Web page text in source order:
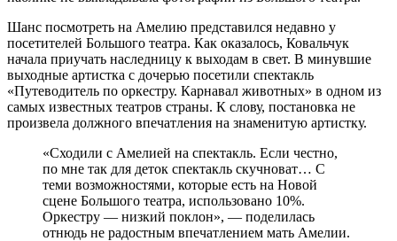
Шанс посмотреть на Амелию представился недавно у
посетителей Большого театра. Как оказалось, Ковальчук
начала приучать наследницу к выходам в свет. В минувшие
выходные артистка с дочерью посетили спектакль
«Путеводитель по оркестру. Карнавал животных» в одном из
самых известных театров страны. К слову, постановка не
произвела должного впечатления на знаменитую артистку.
«Сходили с Амелией на спектакль. Если честно,
по мне так для деток спектакль скучноват… С
теми возможностями, которые есть на Новой
сцене Большого театра, использовано 10%.
Оркестру — низкий поклон», — поделилась
отнюдь не радостным впечатлением мать Амелии.